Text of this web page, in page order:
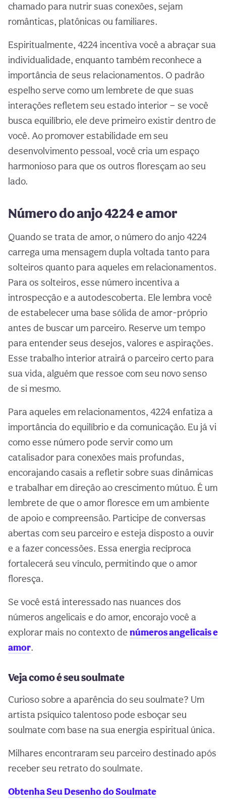
chamado para nutrir suas conexões, sejam
românticas, platônicas ou familiares.
Espiritualmente, 4224 incentiva você a abraçar sua
individualidade, enquanto também reconhece a
importância de seus relacionamentos. O padrão
espelho serve como um lembrete de que suas
interações refletem seu estado interior — se você
busca equilíbrio, ele deve primeiro existir dentro de
você. Ao promover estabilidade em seu
desenvolvimento pessoal, você cria um espaço
harmonioso para que os outros floresçam ao seu
lado.
Número do anjo 4224 e amor
Quando se trata de amor, o número do anjo 4224
carrega uma mensagem dupla voltada tanto para
solteiros quanto para aqueles em relacionamentos.
Para os solteiros, esse número incentiva a
introspecção e a autodescoberta. Ele lembra você
de estabelecer uma base sólida de amor-próprio
antes de buscar um parceiro. Reserve um tempo
para entender seus desejos, valores e aspirações.
Esse trabalho interior atrairá o parceiro certo para
sua vida, alguém que ressoe com seu novo senso
de si mesmo.
Para aqueles em relacionamentos, 4224 enfatiza a
importância do equilíbrio e da comunicação. Eu já vi
como esse número pode servir como um
catalisador para conexões mais profundas,
encorajando casais a refletir sobre suas dinâmicas
e trabalhar em direção ao crescimento mútuo. É um
lembrete de que o amor floresce em um ambiente
de apoio e compreensão. Participe de conversas
abertas com seu parceiro e esteja disposto a ouvir
e a fazer concessões. Essa energia recíproca
fortalecerá seu vínculo, permitindo que o amor
floresça.
Se você está interessado nas nuances dos
números angelicais e do amor, encorajo você a
explorar mais no contexto de números angelicais e
amor.
Veja como é seu soulmate
Curioso sobre a aparência do seu soulmate? Um
artista psíquico talentoso pode esboçar seu
soulmate com base na sua energia espiritual única.
Milhares encontraram seu parceiro destinado após
receber seu retrato do soulmate.
Obtenha Seu Desenho do Soulmate